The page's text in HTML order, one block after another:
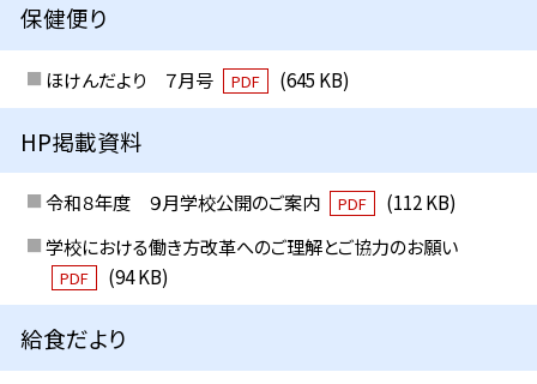
保健便り
ほけんだより ７月号 PDF (645 KB)
HP掲載資料
令和８年度 ９月学校公開のご案内 PDF
(112 KB)
学校における働き方改革へのご理解とご協力のお願い
PDF (94 KB)
給食だより